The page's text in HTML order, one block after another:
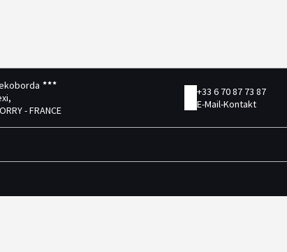
- FRANCE
+33 6 70 87 73 87
E-Mail-Kontakt